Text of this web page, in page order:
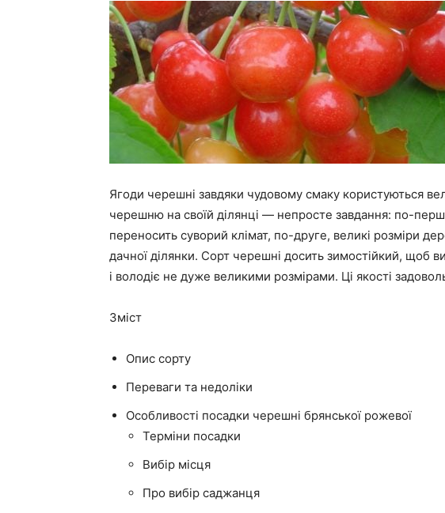
Ягоди черешні завдяки чудовому смаку користуються
черешню на своїй ділянці — непросте завдання: по-
переносить суворий клімат, по-друге, великі розміри
дачної ділянки. Сорт черешні досить зимостійкий, щоб
і володіє не дуже великими розмірами. Ці якості
Зміст
Опис сорту
Переваги та недоліки
Особливості посадки черешні брянської рожевої
Терміни посадки
Вибір місця
Про вибір саджанця